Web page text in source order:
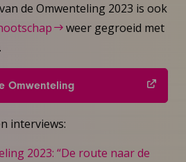
de Omwenteling 2023 is ook
weer gegroeid met
Omwenteling
interviews:
2023: “De route naar de